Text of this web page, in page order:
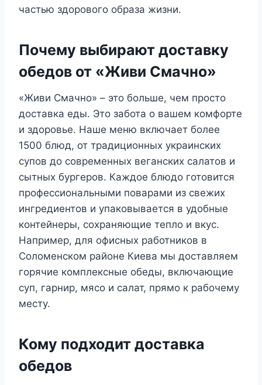
частью здорового образа жизни.
Почему выбирают доставку
обедов от «Живи Смачно»
«Живи Смачно» – это больше, чем просто
доставка еды. Это забота о вашем комфорте
и здоровье. Наше меню включает более
1500 блюд, от традиционных украинских
супов до современных веганских салатов и
сытных бургеров. Каждое блюдо готовится
профессиональными поварами из свежих
ингредиентов и упаковывается в удобные
контейнеры, сохраняющие тепло и вкус.
Например, для офисных работников в
Соломенском районе Киева мы доставляем
горячие комплексные обеды, включающие
суп, гарнир, мясо и салат, прямо к рабочему
месту.
Кому подходит доставка
обедов